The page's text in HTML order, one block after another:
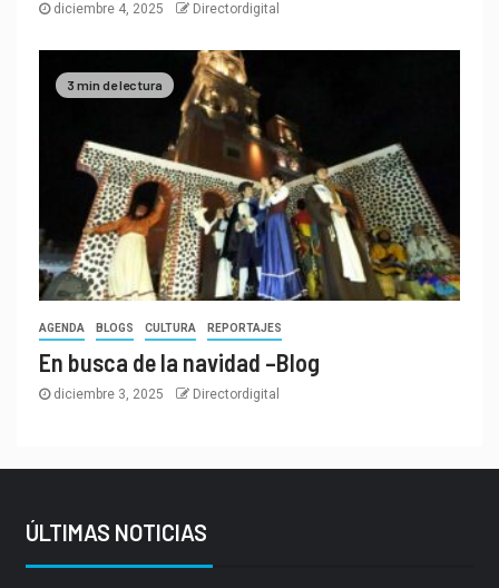
diciembre 4, 2025 Directordigital
3 min de lectura
AGENDA BLOGS CULTURA REPORTAJES
En busca de la navidad –Blog
diciembre 3, 2025 Directordigital
ÚLTIMAS NOTICIAS